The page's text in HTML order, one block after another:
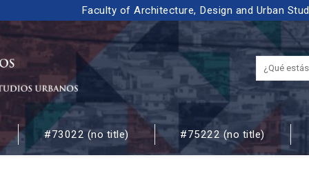
Faculty of Architecture, Design and Urban
#73022 (no title) #75222 (no title)